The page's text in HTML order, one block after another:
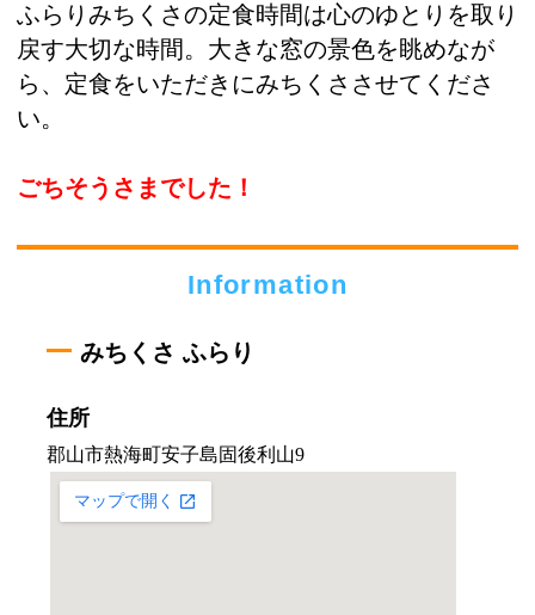
ふらりみちくさの定食時間は心のゆとりを取り
戻す大切な時間。大きな窓の景色を眺めなが
ら、定食をいただきにみちくささせてくださ
い。
ごちそうさまでした！
Information
みちくさ ふらり
住所